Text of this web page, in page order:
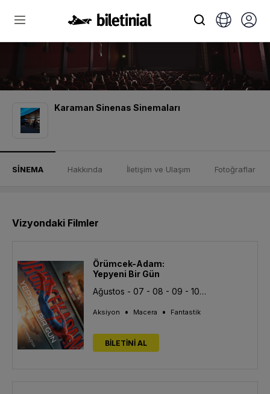
Karaman Sinenas Sinemaları
SİNEMA Hakkında İletişim ve Ulaşım Fotoğraflar
Vizyondaki Filmler
Örümcek-Adam:
Yepyeni Bir Gün
Ağustos - 07 - 08 - 09 - 10 - 11 - 12 - 13
Aksiyon • Macera • Fantastik
BİLETİNİ AL